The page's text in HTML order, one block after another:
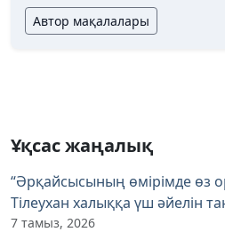
Автор мақалалары
Ұқсас жаңалық
“Әрқайсысының өмірімде өз
Тілеухан халыққа үш әйелін
7 тамыз, 2026